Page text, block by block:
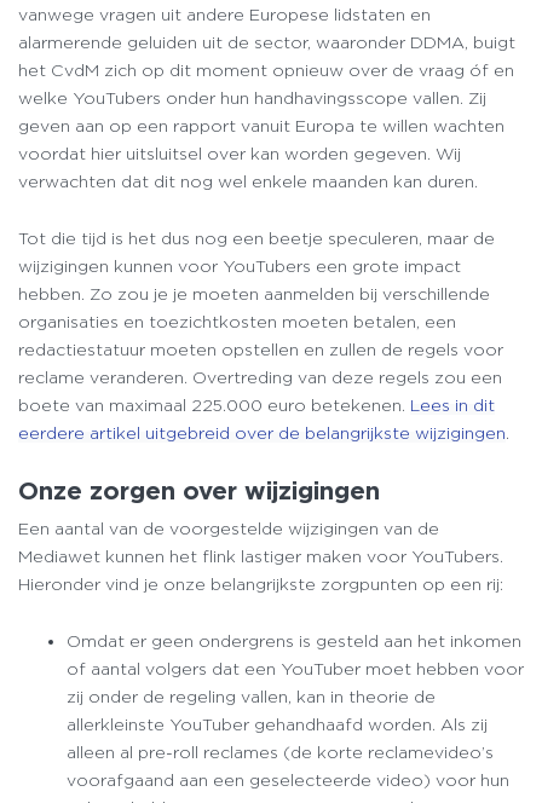
vanwege vragen uit andere Europese lidstaten en
alarmerende geluiden uit de sector, waaronder DDMA, buigt
het CvdM zich op dit moment opnieuw over de vraag óf en
welke YouTubers onder hun handhavingsscope vallen. Zij
geven aan op een rapport vanuit Europa te willen wachten
voordat hier uitsluitsel over kan worden gegeven. Wij
verwachten dat dit nog wel enkele maanden kan duren.
Tot die tijd is het dus nog een beetje speculeren, maar de
wijzigingen kunnen voor YouTubers een grote impact
hebben. Zo zou je je moeten aanmelden bij verschillende
organisaties en toezichtkosten moeten betalen, een
redactiestatuur moeten opstellen en zullen de regels voor
reclame veranderen. Overtreding van deze regels zou een
boete van maximaal 225.000 euro betekenen. Lees in dit
eerdere artikel uitgebreid over de belangrijkste wijzigingen
Onze zorgen over wijzigingen
Een aantal van de voorgestelde wijzigingen van de
Mediawet kunnen het flink lastiger maken voor YouTubers.
Hieronder vind je onze belangrijkste zorgpunten op een rij:
Omdat er geen ondergrens is gesteld aan het inkomen
of aantal volgers dat een YouTuber moet hebben voor
zij onder de regeling vallen, kan in theorie de
allerkleinste YouTuber gehandhaafd worden. Als zij
alleen al pre-roll reclames (de korte reclamevideo’s
voorafgaand aan een geselecteerde video) voor hun